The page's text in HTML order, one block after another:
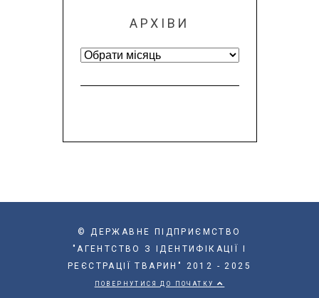
АРХІВИ
Архіви
© ДЕРЖАВНЕ ПІДПРИЄМСТВО
"АГЕНТСТВО З ІДЕНТИФІКАЦІЇ І
РЕЄСТРАЦІЇ ТВАРИН" 2012 - 2025
ПОВЕРНУТИСЯ ДО ПОЧАТКУ